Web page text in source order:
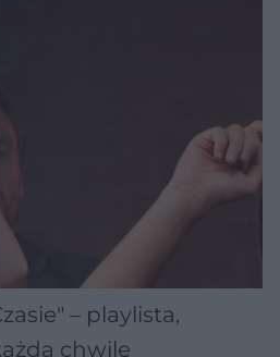
– playlista,
chwilę